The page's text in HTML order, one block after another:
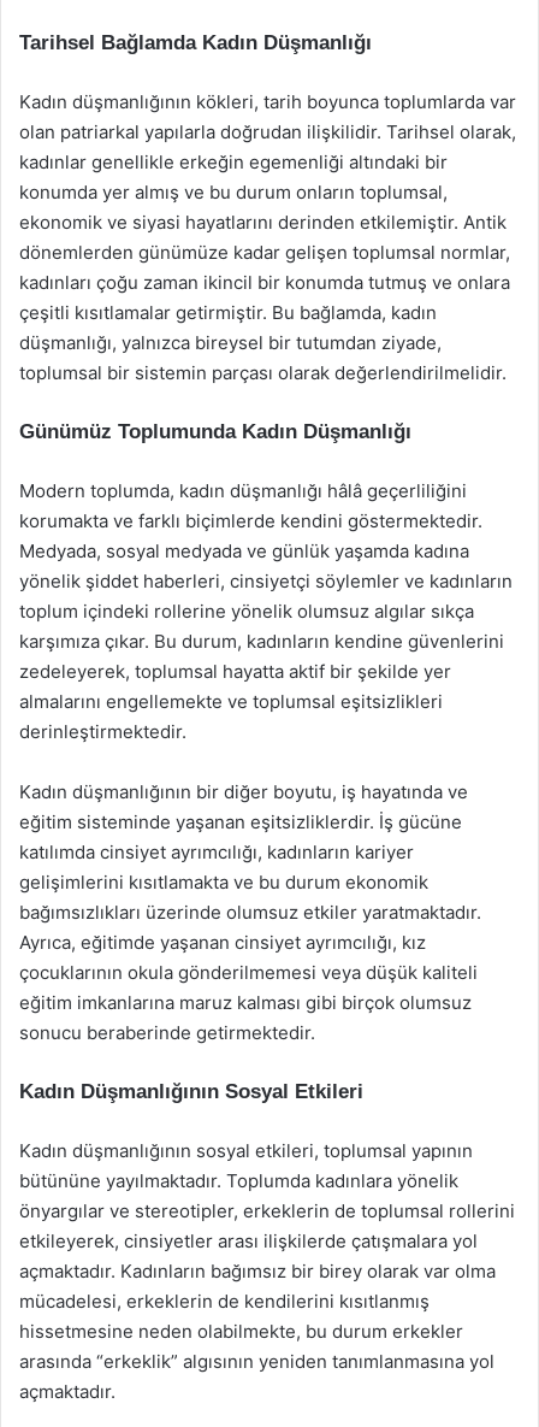
Tarihsel Bağlamda Kadın Düşmanlığı
Kadın düşmanlığının kökleri, tarih boyunca toplumlarda var
olan patriarkal yapılarla doğrudan ilişkilidir. Tarihsel olarak,
kadınlar genellikle erkeğin egemenliği altındaki bir
konumda yer almış ve bu durum onların toplumsal,
ekonomik ve siyasi hayatlarını derinden etkilemiştir. Antik
dönemlerden günümüze kadar gelişen toplumsal normlar,
kadınları çoğu zaman ikincil bir konumda tutmuş ve onlara
çeşitli kısıtlamalar getirmiştir. Bu bağlamda, kadın
düşmanlığı, yalnızca bireysel bir tutumdan ziyade,
toplumsal bir sistemin parçası olarak değerlendirilmelidir.
Günümüz Toplumunda Kadın Düşmanlığı
Modern toplumda, kadın düşmanlığı hâlâ geçerliliğini
korumakta ve farklı biçimlerde kendini göstermektedir.
Medyada, sosyal medyada ve günlük yaşamda kadına
yönelik şiddet haberleri, cinsiyetçi söylemler ve kadınların
toplum içindeki rollerine yönelik olumsuz algılar sıkça
karşımıza çıkar. Bu durum, kadınların kendine güvenlerini
zedeleyerek, toplumsal hayatta aktif bir şekilde yer
almalarını engellemekte ve toplumsal eşitsizlikleri
derinleştirmektedir.
Kadın düşmanlığının bir diğer boyutu, iş hayatında ve
eğitim sisteminde yaşanan eşitsizliklerdir. İş gücüne
katılımda cinsiyet ayrımcılığı, kadınların kariyer
gelişimlerini kısıtlamakta ve bu durum ekonomik
bağımsızlıkları üzerinde olumsuz etkiler yaratmaktadır.
Ayrıca, eğitimde yaşanan cinsiyet ayrımcılığı, kız
çocuklarının okula gönderilmemesi veya düşük kaliteli
eğitim imkanlarına maruz kalması gibi birçok olumsuz
sonucu beraberinde getirmektedir.
Kadın Düşmanlığının Sosyal Etkileri
Kadın düşmanlığının sosyal etkileri, toplumsal yapının
bütününe yayılmaktadır. Toplumda kadınlara yönelik
önyargılar ve stereotipler, erkeklerin de toplumsal rollerini
etkileyerek, cinsiyetler arası ilişkilerde çatışmalara yol
açmaktadır. Kadınların bağımsız bir birey olarak var olma
mücadelesi, erkeklerin de kendilerini kısıtlanmış
hissetmesine neden olabilmekte, bu durum erkekler
arasında “erkeklik” algısının yeniden tanımlanmasına yol
açmaktadır.